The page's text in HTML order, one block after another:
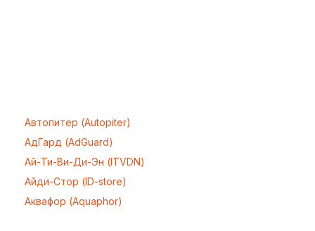
Автопитер (Autopiter)
АдГард (AdGuard)
Ай-Ти-Ви-Ди-Эн (ITVDN)
Айди-Стор (ID-store)
Аквафор (Aquaphor)